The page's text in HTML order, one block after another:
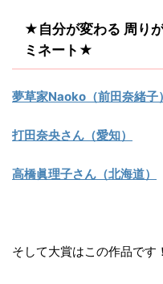
★ 自分が変わる 周り
ミネート ★
夢草家Naoko（前田奈緒子
打田奈央さん（愛知）
高橋眞理子さん（北海道）
そして大賞はこの作品です！